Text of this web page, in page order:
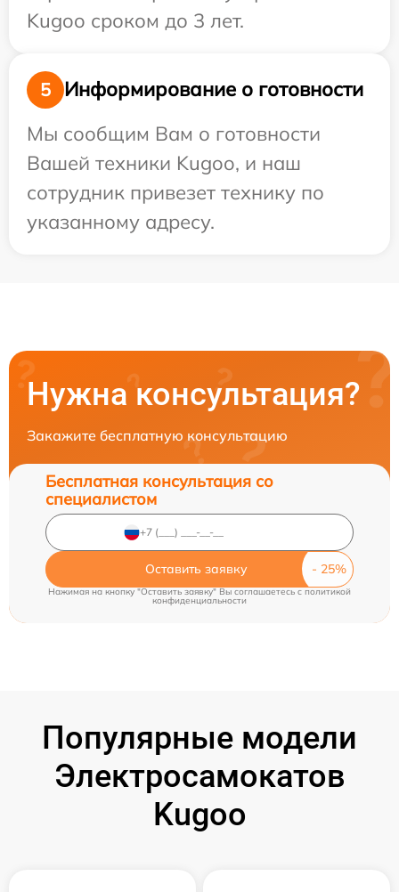
Kugoo сроком до 3 лет.
5
Информирование о готовности
Мы сообщим Вам о готовности
Вашей техники Kugoo, и наш
сотрудник привезет технику по
указанному адресу.
Нужна консультация?
Закажите бесплатную консультацию
Бесплатная консультация со
специалистом
Оставить заявку
Нажимая на кнопку "Оставить заявку" Вы соглашаетесь cполитикой
конфиденциальности
Популярные модели
Электросамокатов
Kugoo